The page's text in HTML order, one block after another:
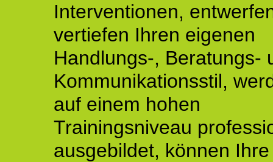
Interventionen,
vertiefen Ihren eigenen
Handlungs-, Beratungs-
Kommunikationsstil,
auf einem hohen
Trainingsniveau
ausgebildet, können Ihre